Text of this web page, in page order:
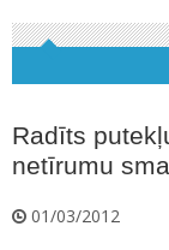
Radīts
netīrumu
01/03/2012